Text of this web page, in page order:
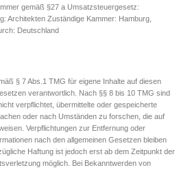
gemäß §27 a Umsatzsteuergesetz:
Architekten Zuständige Kammer: Hamburg,
Deutschland
§ 7 Abs.1 TMG für eigene Inhalte auf diesen
verantwortlich. Nach §§ 8 bis 10 TMG sind
verpflichtet, übermittelte oder gespeicherte
oder nach Umständen zu forschen, die auf
Verpflichtungen zur Entfernung oder
nach den allgemeinen Gesetzen bleiben
Haftung ist jedoch erst ab dem Zeitpunkt der
möglich. Bei Bekanntwerden von